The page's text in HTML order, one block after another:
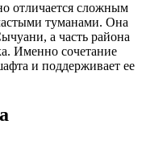
отличается сложным
туманами. Она
а часть района
Именно сочетание
и поддерживает ее